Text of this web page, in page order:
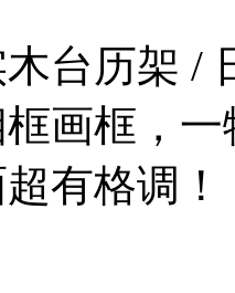
木台历架 /
画框，
有格调！